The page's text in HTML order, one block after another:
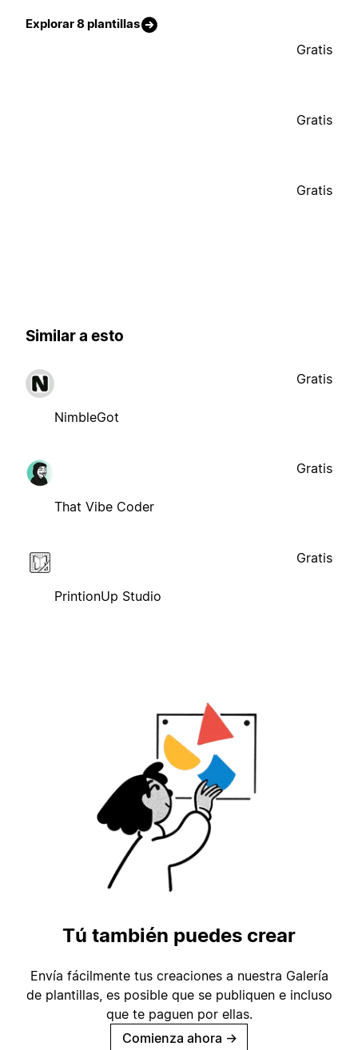
Explorar 8 plantillas
Gratis
Gratis
Gratis
Similar a esto
NimbleGot
Gratis
That Vibe Coder
Gratis
PrintionUp Studio
Gratis
Tú también puedes crear
Envía fácilmente tus creaciones a nuestra Galería
de plantillas, es posible que se publiquen e incluso
que te paguen por ellas.
Comienza ahora →